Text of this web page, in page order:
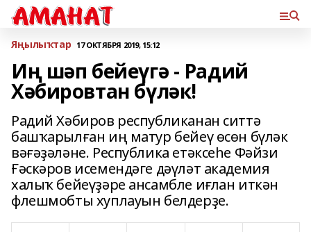
Яңылыҡтар 17 ОКТЯБРЯ 2019, 15:12
Иң шәп бейеүгә - Радий
Хәбировтан бүләк!
Радий Хәбиров республиканан ситтә
башҡарылған иң матур бейеү өсөн бүләк
вәғәҙәләне. Республика етәксеһе Фәйзи
Ғәскәров исемендәге дәүләт академия
халыҡ бейеүҙәре ансамбле иғлан иткән
флешмобты хуплауын белдерҙе.